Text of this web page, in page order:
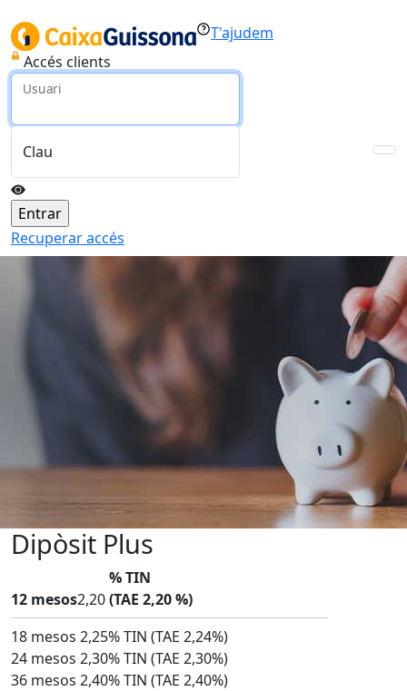
T'ajudem
Accés clients
Usuari
Clau
Recuperar accés
Dipòsit Plus
12 mesos2,20
% TIN
(TAE 2,20 %)
18 mesos 2,25% TIN (TAE 2,24%)
24 mesos 2,30% TIN (TAE 2,30%)
36 mesos 2,40% TIN (TAE 2,40%)